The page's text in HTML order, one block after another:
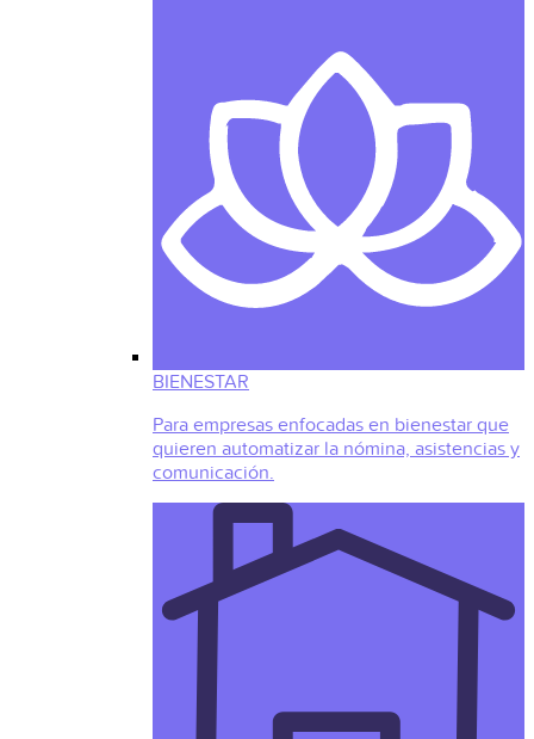
BIENESTAR
Para empresas enfocadas en bienestar que
quieren automatizar la nómina, asistencias y
comunicación.